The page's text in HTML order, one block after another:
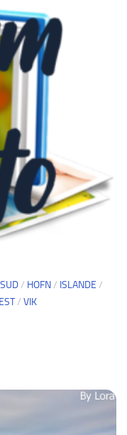
/ HOFN/ ISLANDE /
/ VIK